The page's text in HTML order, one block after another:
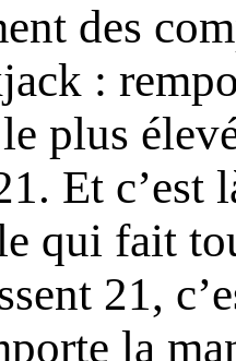
des
:
plus
Et
qui fait
21,
la